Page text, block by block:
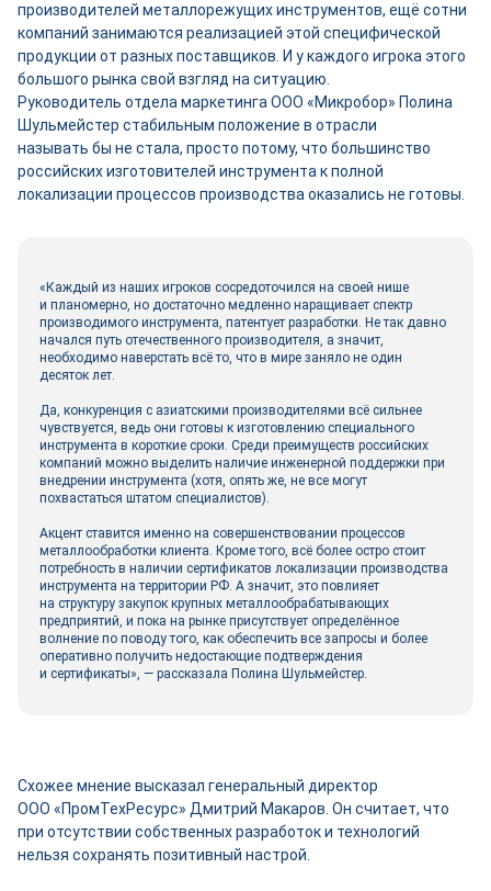
производителей металлорежущих инструментов, ещё сотни
компаний занимаются реализацией этой специфической
продукции от разных поставщиков. И у каждого игрока этого
большого рынка свой взгляд на ситуацию.
Руководитель отдела маркетинга ООО «Микробор» Полина
Шульмейстер стабильным положение в отрасли
называть бы не стала, просто потому, что большинство
российских изготовителей инструмента к полной
локализации процессов производства оказались не готовы.
«Каждый из наших игроков сосредоточился на своей нише
и планомерно, но достаточно медленно наращивает спектр
производимого инструмента, патентует разработки. Не так давно
начался путь отечественного производителя, а значит,
необходимо наверстать всё то, что в мире заняло не один
десяток лет.
Да, конкуренция с азиатскими производителями всё сильнее
чувствуется, ведь они готовы к изготовлению специального
инструмента в короткие сроки. Среди преимуществ российских
компаний можно выделить наличие инженерной поддержки при
внедрении инструмента (хотя, опять же, не все могут
похвастаться штатом специалистов).
Акцент ставится именно на совершенствовании процессов
металлообработки клиента. Кроме того, всё более остро стоит
потребность в наличии сертификатов локализации производства
инструмента на территории РФ. А значит, это повлияет
на структуру закупок крупных металлообрабатывающих
предприятий, и пока на рынке присутствует определённое
волнение по поводу того, как обеспечить все запросы и более
оперативно получить недостающие подтверждения
и сертификаты», — рассказала Полина Шульмейстер.
Схожее мнение высказал генеральный директор
ООО «ПромТехРесурс» Дмитрий Макаров. Он считает, что
при отсутствии собственных разработок и технологий
нельзя сохранять позитивный настрой.